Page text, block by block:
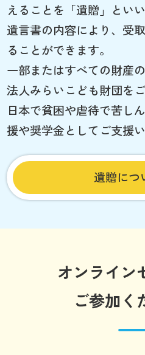
えることを「遺贈」といい
遺言書の内容により、受
ることができます。
一部またはすべての財産
法人みらいこども財団を
日本で貧困や虐待で苦し
援や奨学金としてご支援
遺贈につ
オンライン
ご参加く